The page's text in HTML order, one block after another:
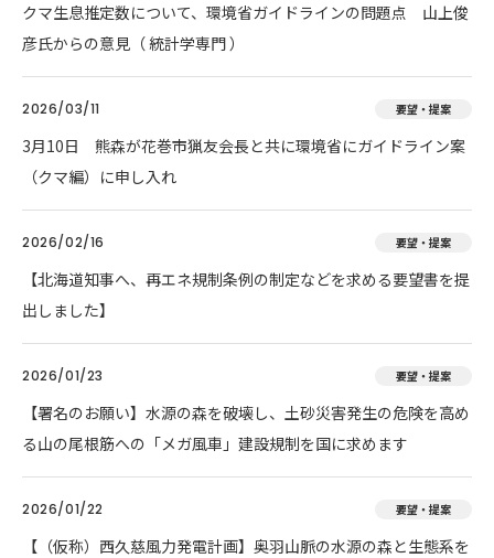
クマ生息推定数について、環境省ガイドラインの問題点 山上俊
彦氏からの意見（ 統計学専門 ）
2026/03/11 要望・提案
3月10日 熊森が花巻市猟友会長と共に環境省にガイドライン案
（クマ編）に申し入れ
2026/02/16 要望・提案
【北海道知事へ、再エネ規制条例の制定などを求める要望書を提
出しました】
2026/01/23 要望・提案
【署名のお願い】水源の森を破壊し、土砂災害発生の危険を高め
る山の尾根筋への「メガ風車」建設規制を国に求めます
2026/01/22 要望・提案
【（仮称）西久慈風力発電計画】奥羽山脈の水源の森と生態系を